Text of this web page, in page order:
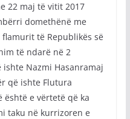
22 maj të vitit 2017
domethënë me
të Republikës së
të ndarë në 2
Nazmi Hasanramaj
që ishte Flutura
e vërtetë që ka
taku në kurrizoren e